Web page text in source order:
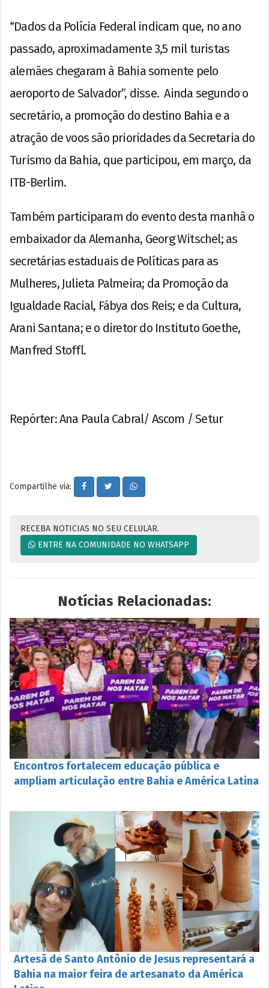
“Dados da Polícia Federal indicam que, no ano
passado, aproximadamente 3,5 mil turistas
alemães chegaram à Bahia somente pelo
aeroporto de Salvador”, disse. Ainda segundo o
secretário, a promoção do destino Bahia e a
atração de voos são prioridades da Secretaria do
Turismo da Bahia, que participou, em março, da
ITB-Berlim.
Também participaram do evento desta manhã o
embaixador da Alemanha, Georg Witschel; as
secretárias estaduais de Políticas para as
Mulheres, Julieta Palmeira; da Promoção da
Igualdade Racial, Fábya dos Reis; e da Cultura,
Arani Santana; e o diretor do Instituto Goethe,
Manfred Stoffl.
Repórter: Ana Paula Cabral/ Ascom / Setur
Compartilhe via:
RECEBA NOTICIAS NO SEU CELULAR.
ENTRE NA COMUNIDADE NO WHATSAPP
Notícias Relacionadas:
Encontros fortalecem educação pública e
ampliam articulação entre Bahia e América Latina
Artesã de Santo Antônio de Jesus representará a
Bahia na maior feira de artesanato da América